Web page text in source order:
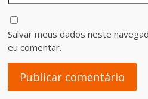
Salvar meus dados neste
eu comentar.